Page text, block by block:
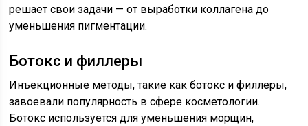
решает свои задачи — от выработки коллагена до
уменьшения пигментации.
Ботокс и филлеры
Инъекционные методы, такие как ботокс и филлеры,
завоевали популярность в сфере косметологии.
Ботокс используется для уменьшения морщин,